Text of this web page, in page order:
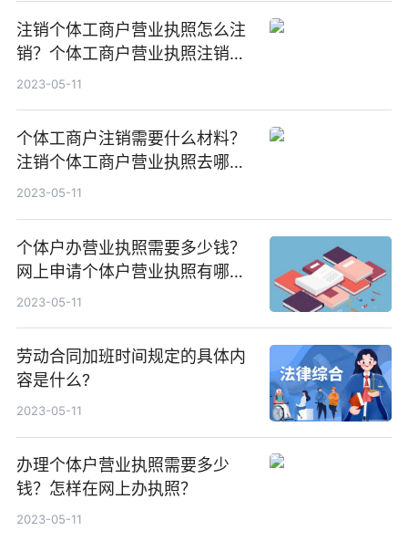
注销个体工商户营业执照怎么注
销？个体工商户营业执照注销要
多久？
2023-05-11
个体工商户注销需要什么材料？
注销个体工商户营业执照去哪个
部门？
2023-05-11
个体户办营业执照需要多少钱？
网上申请个体户营业执照有哪些
流程？
2023-05-11
劳动合同加班时间规定的具体内
容是什么?
2023-05-11
办理个体户营业执照需要多少
钱？怎样在网上办执照？
2023-05-11